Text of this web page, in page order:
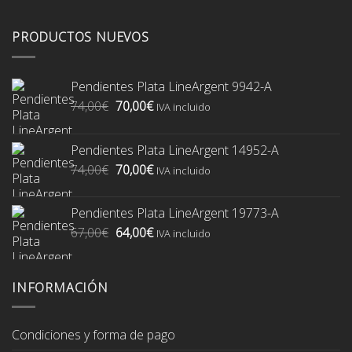
PRODUCTOS NUEVOS
Pendientes Plata LineArgent 9942-A
74,00€ El
era:
74,00€.
70,00€El
es:
70,00€.
IVA incluido
Pendientes Plata LineArgent 14952-A
74,00€ El
era:
74,00€.
70,00€El
es:
70,00€.
IVA incluido
Pendientes Plata LineArgent 19773-A
67,00€ El
64,00€ElIVA incluido
INFORMACIÓN
Condiciones y forma de pago